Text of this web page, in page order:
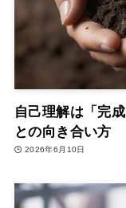
自己理解は「完
との向き合い方
2026年6月10日